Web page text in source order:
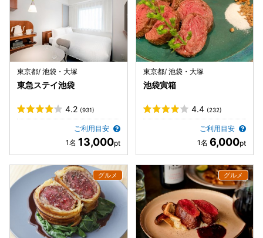
東京都/ 池袋・大塚
東急ステイ池袋
4.2 (931)
ご利用目安
13,000
東京都/ 池袋・大塚
池袋寅箱
4.4 (232)
ご利用目安
6,000